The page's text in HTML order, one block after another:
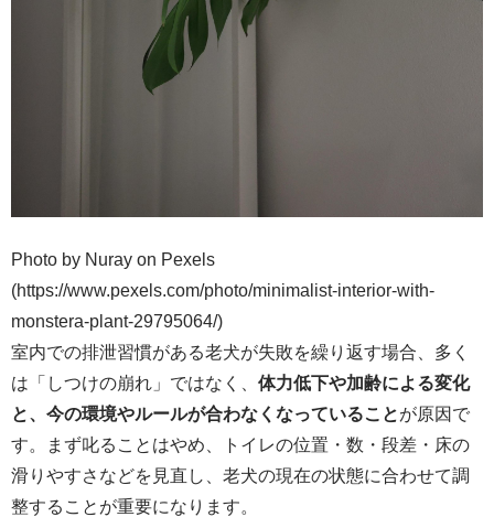
Photo by Nuray on Pexels
(https://www.pexels.com/photo/minimalist-interior-with-
monstera-plant-29795064/)
室内での排泄習慣がある老犬が失敗を繰り返す場合、多く
は「しつけの崩れ」ではなく、 体力低下や加齢による変化
と、今の環境やルールが合わなくなっていることが原因で
す。まず叱ることはやめ、トイレの位置・数・段差・床の
滑りやすさなどを見直し、老犬の現在の状態に合わせて調
整することが重要になります。